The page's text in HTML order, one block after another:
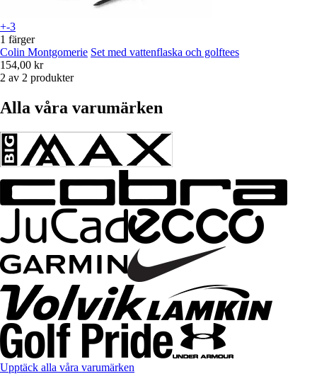
+-3
1 färger
Colin Montgomerie Set med vattenflaska och golftees
154,00 kr
2 av 2 produkter
Alla våra varumärken
Upptäck alla våra varumärken